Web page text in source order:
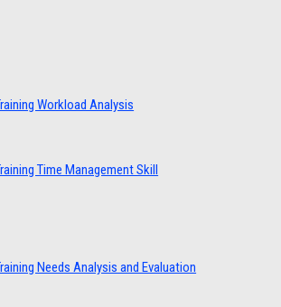
Workload Analysis
Time Management Skill
Needs Analysis and Evaluation